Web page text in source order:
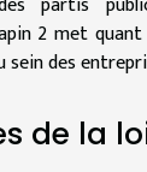
2 met
des
de la